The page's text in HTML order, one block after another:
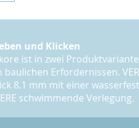
und Klicken
ist in zwei
Erfordernissen.
8.1 mm mit einer
schwimmende Verlegung.